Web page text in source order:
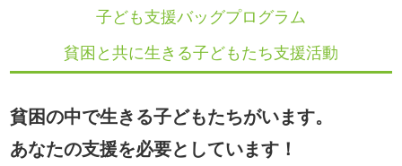
子ども支援バッグプログラム
貧困と共に生きる子どもたち支援活動
貧困の中で生きる子どもたちがいます。
あなたの支援を必要としています！